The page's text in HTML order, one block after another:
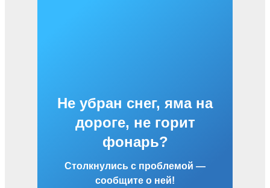
Не убран снег, яма на
дороге, не горит
фонарь?
Столкнулись с проблемой —
сообщите о ней!